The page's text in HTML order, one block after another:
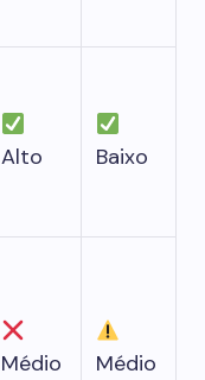
Alto Baixo
Médio Médio